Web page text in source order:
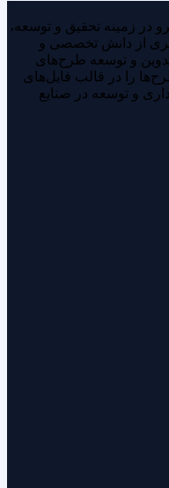
در زمینه تحقیق و توسعه،
از دانش تخصصی و
تدوین و توسعه طرح‌های
را در قالب فایل‌های
و توسعه در صنایع